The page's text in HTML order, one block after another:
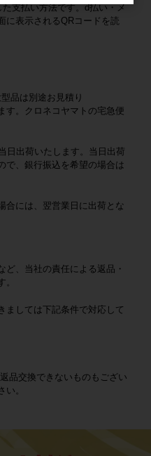
支払い方法です。d払い・メ
に表示されるQRコードを読
品は別途お見積り
す。クロネコヤマトの宅急便
日出荷いたします。当日出荷
で、銀行振込を希望の場合は
合には、翌営業日に出荷とな
ど、当社の責任による返品・
ましては下記条件で対応して
品交換できないものもござい
い。